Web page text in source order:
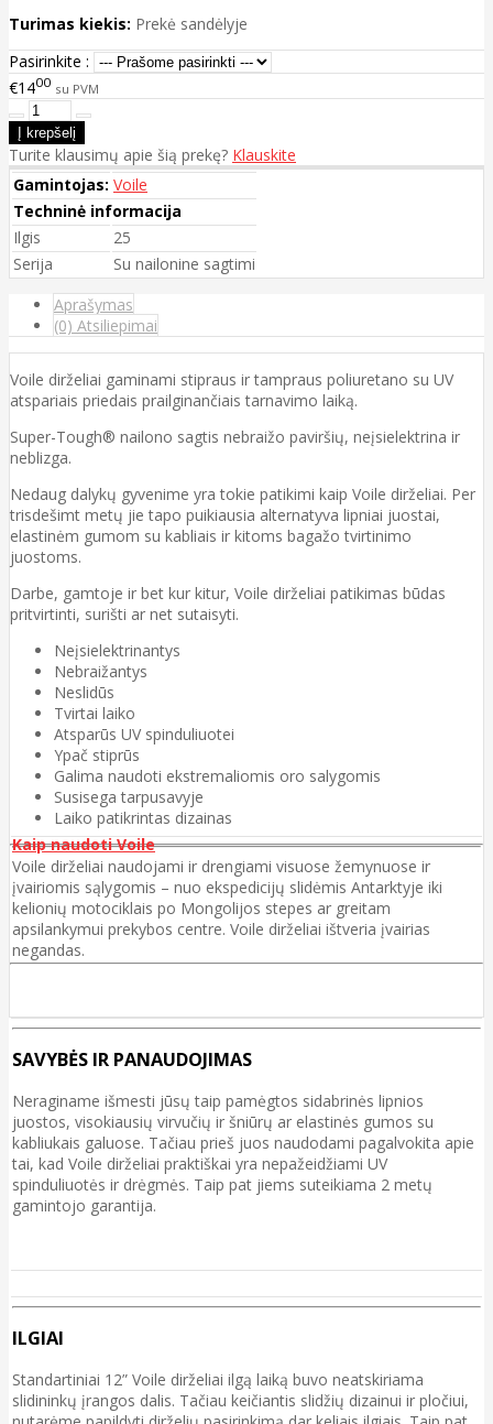
Turimas kiekis: Prekė sandėlyje
Pasirinkite :
€1400 su PVM
Turite klausimų apie šią prekę? Klauskite
Gamintojas: Voile
Techninė informacija
Ilgis
25
Serija
Su nailonine sagtimi
Aprašymas
(0) Atsiliepimai
Voile dirželiai gaminami stipraus ir tampraus poliuretano su UV
atspariais priedais prailginančiais tarnavimo laiką.
Super-Tough® nailono sagtis nebraižo paviršių, neįsielektrina ir
neblizga.
Nedaug dalykų gyvenime yra tokie patikimi kaip Voile dirželiai. Per
trisdešimt metų jie tapo puikiausia alternatyva lipniai juostai,
elastinėm gumom su kabliais ir kitoms bagažo tvirtinimo
juostoms.
Darbe, gamtoje ir bet kur kitur, Voile dirželiai patikimas būdas
pritvirtinti, surišti ar net sutaisyti.
Neįsielektrinantys
Nebraižantys
Neslidūs
Tvirtai laiko
Atsparūs UV spinduliuotei
Ypač stiprūs
Galima naudoti ekstremaliomis oro salygomis
Susisega tarpusavyje
Laiko patikrintas dizainas
Kaip naudoti Voile
Voile dirželiai naudojami ir drengiami visuose žemynuose ir
įvairiomis sąlygomis – nuo ekspedicijų slidėmis Antarktyje iki
kelionių motociklais po Mongolijos stepes ar greitam
apsilankymui prekybos centre. Voile dirželiai ištveria įvairias
negandas.
SAVYBĖS IR PANAUDOJIMAS
Neraginame išmesti jūsų taip pamėgtos sidabrinės lipnios
juostos, visokiausių virvučių ir šniūrų ar elastinės gumos su
kabliukais galuose. Tačiau prieš juos naudodami pagalvokita apie
tai, kad Voile dirželiai praktiškai yra nepažeidžiami UV
spinduliuotės ir drėgmės. Taip pat jiems suteikiama 2 metų
gamintojo garantija.
ILGIAI
Standartiniai 12” Voile dirželiai ilgą laiką buvo neatskiriama
slidininkų įrangos dalis. Tačiau keičiantis slidžių dizainui ir pločiui,